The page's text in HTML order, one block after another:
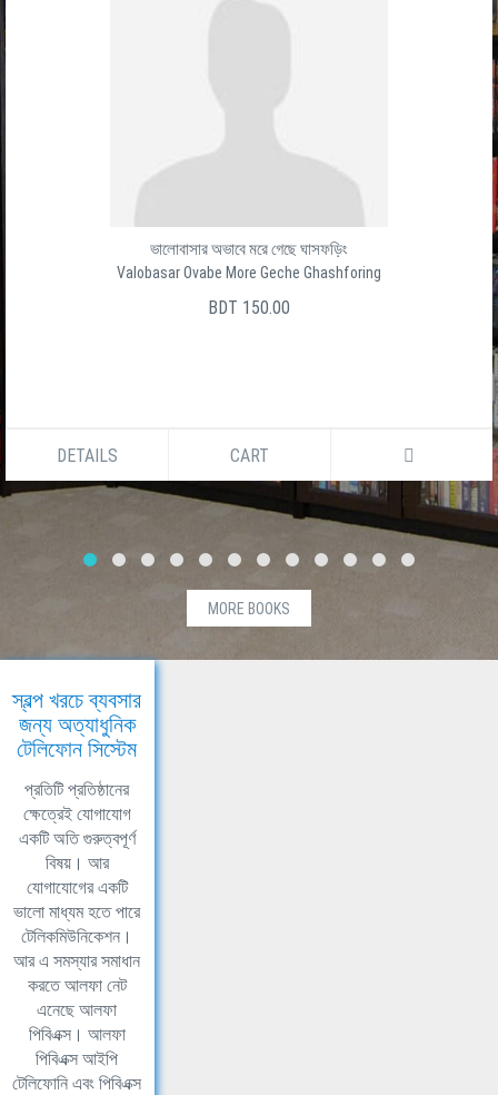
ভালোবাসার অভাবে মরে গেছে ঘাসফড়িং
Valobasar Ovabe More Geche Ghashforing
BDT 150.00
DETAILS CART
MORE BOOKS
স্বল্প খরচে ব্যবসার
জন্য অত্যাধুনিক
টেলিফোন সিস্টেম
প্রতিটি প্রতিষ্ঠানের
ক্ষেত্রেই যোগাযোগ
একটি অতি গুরুত্বপূর্ণ
বিষয়। আর
যোগাযোগের একটি
ভালো মাধ্যম হতে পারে
টেলিকমিউনিকেশন।
আর এ সমস্যার সমাধান
করতে আলফা নেট
এনেছে আলফা
পিবিএক্স। আলফা
পিবিএক্স আইপি
টেলিফোনি এবং পিবিএক্স